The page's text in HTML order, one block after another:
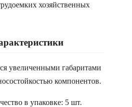
хозяйственных
увеличенными габаритами
компонентов.
в упаковке: 5 шт.